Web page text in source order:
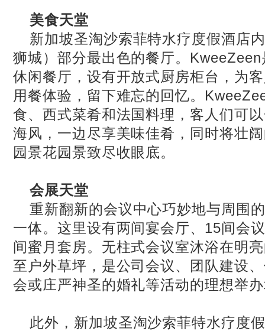
美食天堂
新加坡圣淘沙索菲特水疗度假酒店
狮城）部分最出色的餐厅。 KweeZeen
休闲餐厅，设有开放式厨房柜台，为
用餐体验，留下难忘的回忆。
食、西式菜肴和法国料理，客人们可
海风，一边尽享美味佳肴，同时将壮
园景花园景致尽收眼底。
会展天堂
重新翻新的会议中心巧妙地与周围
一体。这里设有两间宴会厅、 15间会
间蜜月套房。无柱式会议室沐浴在明
至户外草坪，是公司会议、团队建设
会或庄严神圣的婚礼等活动的理想举
此外，新加坡圣淘沙索菲特水疗度